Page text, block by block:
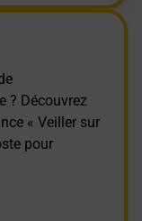
? Découvrez
« Veiller sur
pour